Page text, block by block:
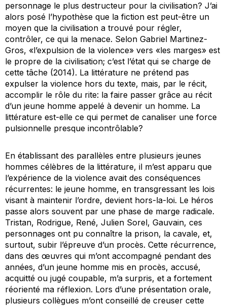
personnage le plus destructeur pour la civilisation? J’ai
alors posé l’hypothèse que la fiction est peut-être un
moyen que la civilisation a trouvé pour régler,
contrôler, ce qui la menace. Selon Gabriel Martinez-
Gros, «l’expulsion de la violence» vers «les marges» est
le propre de la civilisation; c’est l’état qui se charge de
cette tâche (2014). La littérature ne prétend pas
expulser la violence hors du texte, mais, par le récit,
accomplir le rôle du rite: la faire passer grâce au récit
d’un jeune homme appelé à devenir un homme. La
littérature est-elle ce qui permet de canaliser une force
pulsionnelle presque incontrôlable?
En établissant des parallèles entre plusieurs jeunes
hommes célèbres de la littérature, il m’est apparu que
l’expérience de la violence avait des conséquences
récurrentes: le jeune homme, en transgressant les lois
visant à maintenir l’ordre, devient hors-la-loi. Le héros
passe alors souvent par une phase de marge radicale.
Tristan, Rodrigue, René, Julien Sorel, Gauvain, ces
personnages ont pu connaître la prison, la cavale, et,
surtout, subir l’épreuve d’un procès. Cette récurrence,
dans des œuvres qui m’ont accompagné pendant des
années, d’un jeune homme mis en procès, accusé,
acquitté ou jugé coupable, m’a surpris, et a fortement
réorienté ma réflexion. Lors d’une présentation orale,
plusieurs collègues m’ont conseillé de creuser cette